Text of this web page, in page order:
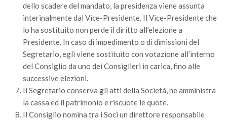
News
Ricevi la SISEF Newsletter
Avvisi
Borse di Studio
Call for Papers
Call for Proposals
dello scadere del mandato, la presidenza viene assunta
interinalmente dal Vice-Presidente. Il Vice-Presidente che
lo ha sostituito non perde il diritto all’elezione a
Presidente. In caso di impedimento o di dimissioni del
Segretario, egli viene sostituito con votazione all’interno
del Consiglio da uno dei Consiglieri in carica, fino alle
successive elezioni.
Il Segretario conserva gli atti della Società, ne amministra
la cassa ed il patrimonio e riscuote le quote.
Il Consiglio nomina tra i Soci un direttore responsabile